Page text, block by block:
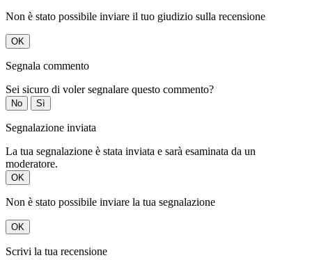
Non è stato possibile inviare il tuo giudizio sulla recensione
OK
Segnala commento
Sei sicuro di voler segnalare questo commento?
No Sì
Segnalazione inviata
La tua segnalazione è stata inviata e sarà esaminata da un
moderatore.
OK
Non è stato possibile inviare la tua segnalazione
OK
Scrivi la tua recensione